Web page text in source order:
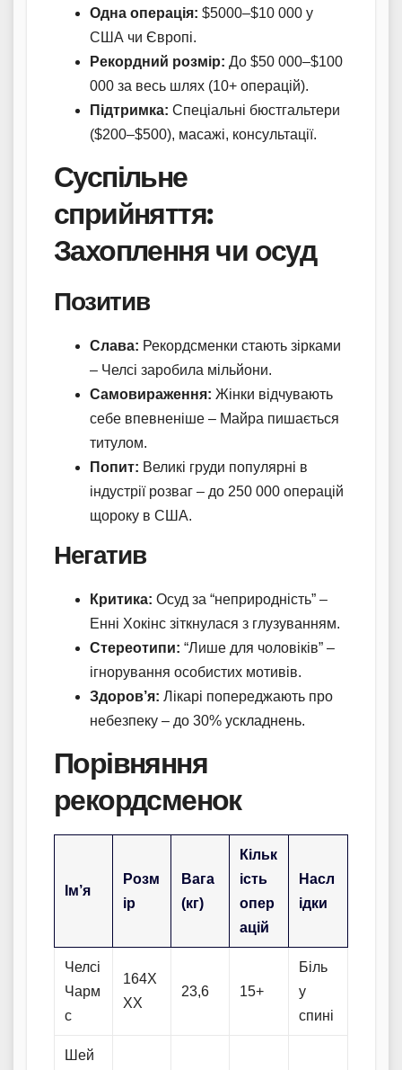
Одна операція: $5000–$10 000 у
США чи Європі.
Рекордний розмір: До $50 000–$100
000 за весь шлях (10+ операцій).
Підтримка: Спеціальні бюстгальтери
($200–$500), масажі, консультації.
Суспільне
сприйняття:
Захоплення чи осуд
Позитив
Слава: Рекордсменки стають зірками
– Челсі заробила мільйони.
Самовираження: Жінки відчувають
себе впевненіше – Майра пишається
титулом.
Попит: Великі груди популярні в
індустрії розваг – до 250 000 операцій
щороку в США.
Негатив
Критика: Осуд за “неприродність” –
Енні Хокінс зіткнулася з глузуванням.
Стереотипи: “Лише для чоловіків” –
ігнорування особистих мотивів.
Здоров’я: Лікарі попереджають про
небезпеку – до 30% ускладнень.
Порівняння
рекордсменок
Ім’я
Розм
ір
Вага
(кг)
Кільк
ість
опер
ацій
Насл
ідки
Челсі
Чарм
с
164X
XX
23,6 15+
Біль
у
спині
Шей